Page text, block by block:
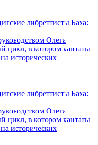
либреттисты Баха:
Олега
цикл, в котором кантаты
исторических
либреттисты Баха:
Олега
цикл, в котором кантаты
исторических